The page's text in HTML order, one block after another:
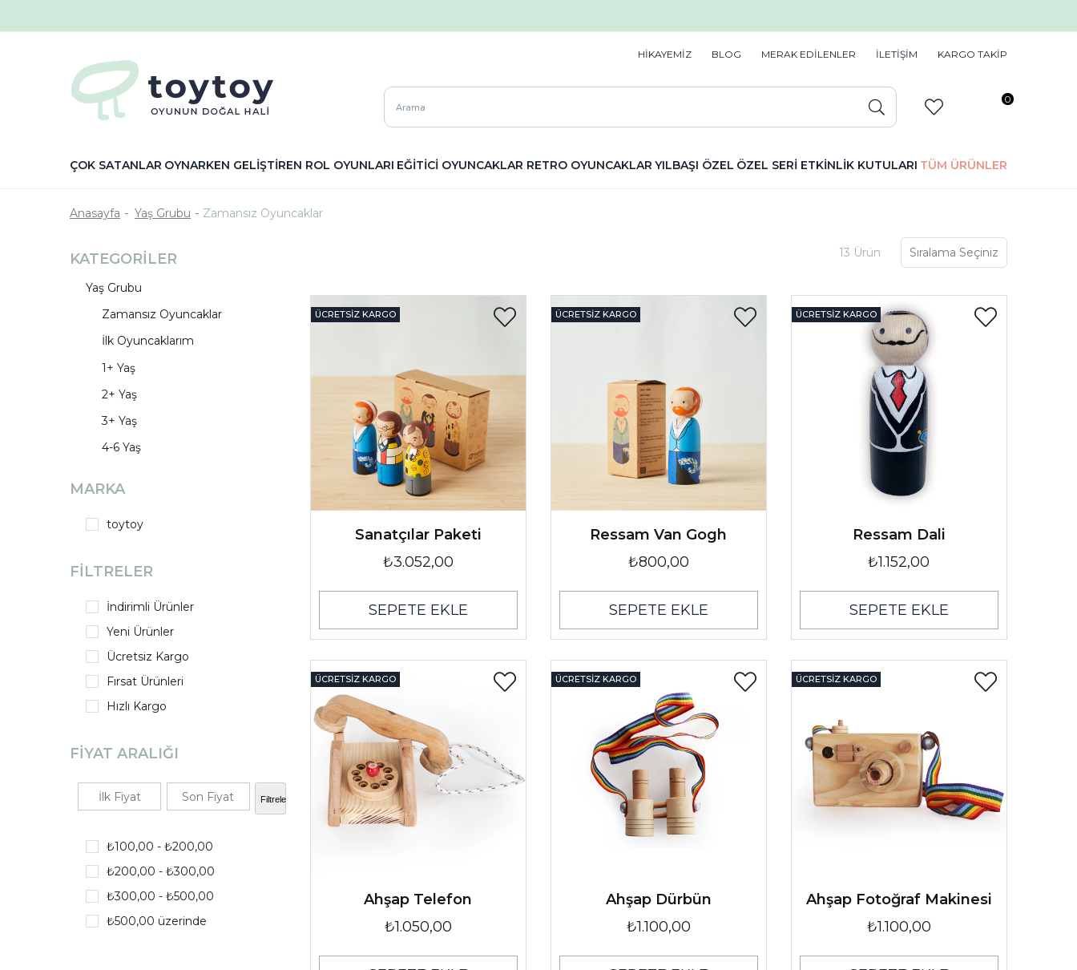
HİKAYEMİZ BLOG MERAK EDİLENLER İLETİŞİM KARGO TAKİP
0
ÇOK SATANLAR OYNARKEN GELİŞTİREN ROL OYUNLARI EĞİTİCİ OYUNCAKLAR RETRO OYUNCAKLAR YILBAŞI ÖZEL ÖZEL SERİ ETKİNLİK KUTULARI TÜM ÜRÜNLER
Anasayfa Yaş Grubu Zamansız Oyuncaklar
KATEGORILER
Yaş Grubu
Zamansız Oyuncaklar
İlk Oyuncaklarım
1+ Yaş
2+ Yaş
3+ Yaş
4-6 Yaş
MARKA
toytoy
FILTRELER
İndirimli Ürünler
Yeni Ürünler
Ücretsiz Kargo
Fırsat Ürünleri
Hızlı Kargo
FIYAT ARALIĞI
Filtrele
₺100,00 - ₺200,00
₺200,00 - ₺300,00
₺300,00 - ₺500,00
₺500,00 üzerinde
13 Ürün
Sanatçılar Paketi
₺3.052,00
SEPETE EKLE
ÜCRETSIZ KARGO
Ressam Van Gogh
₺800,00
SEPETE EKLE
ÜCRETSIZ KARGO
Ressam Dali
₺1.152,00
SEPETE EKLE
ÜCRETSIZ KARGO
Ahşap Telefon
₺1.050,00
ÜCRETSIZ KARGO
Ahşap Dürbün
₺1.100,00
ÜCRETSIZ KARGO
Ahşap Fotoğraf Makinesi
₺1.100,00
ÜCRETSIZ KARGO